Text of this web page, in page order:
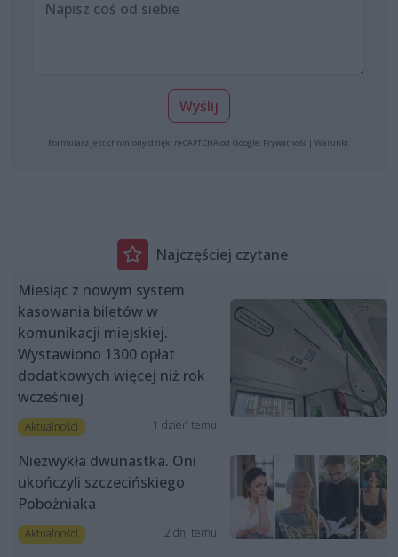
Wyślij
Formularz jest chroniony dzięki reCAPTCHA od Google: Prywatność | Warunki
Najczęściej czytane
Miesiąc z nowym system
kasowania biletów w
komunikacji miejskiej.
Wystawiono 1300 opłat
dodatkowych więcej niż rok
wcześniej
Aktualności 1 dzień temu
Niezwykła dwunastka. Oni
ukończyli szczecińskiego
Pobożniaka
Aktualności 2 dni temu